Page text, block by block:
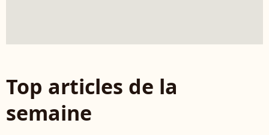
Top articles de la
semaine